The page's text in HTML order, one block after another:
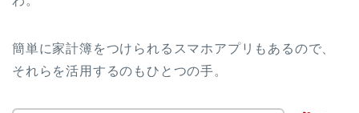
簡単に家計簿をつけられるスマホアプリもあるので、
それらを活用するのもひとつの手。